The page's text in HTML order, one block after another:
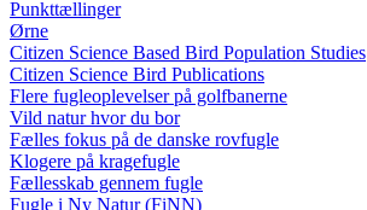
Punkttællinger
Ørne
Citizen Science Based Bird Population Studies
Citizen Science Bird Publications
Flere fugleoplevelser på golfbanerne
Vild natur hvor du bor
Fælles fokus på de danske rovfugle
Klogere på kragefugle
Fællesskab gennem fugle
Fugle i Ny Natur (FiNN)